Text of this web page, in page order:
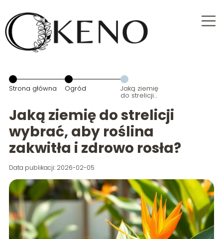
Strona główna Ogród Jaką ziemię
do strelicji
wybrać, aby
roślina
zakwitła i
zdrowo rosła?
Jaką ziemię do strelicji
wybrać, aby roślina
zakwitła i zdrowo rosła?
Data publikacji: 2026-02-05